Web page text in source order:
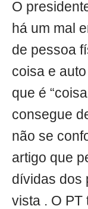
O
há um mal
de pessoa
coisa e
que é
consegue
não se
artigo que
dívidas dos
vista . O PT